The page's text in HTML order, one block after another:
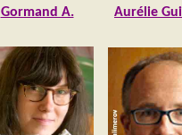
Gormand A. Aurélie